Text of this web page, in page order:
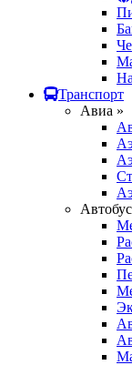
Транспорт
Авиа »